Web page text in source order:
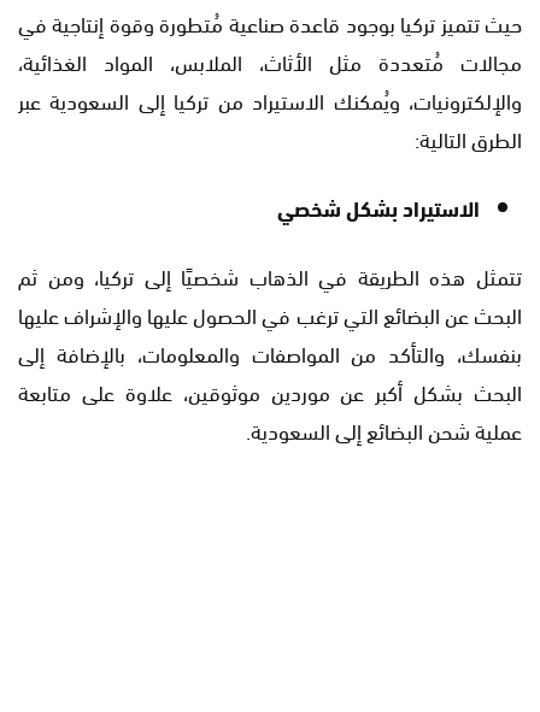
حيث تتميز تركيا بوجود قاعدة صناعية مُتطورة وقوة إنتاجية في
مجالات مُتعددة مثل الأثاث، الملابس، المواد الغذائية،
والإلكترونيات، ويُمكنك الاستيراد من تركيا إلى السعودية عبر
الطرق التالية:
الاستيراد بشكل شخصي
تتمثل هذه الطريقة في الذهاب شخصيًا إلى تركيا، ومن ثم
البحث عن البضائع التي ترغب في الحصول عليها والإشراف عليها
بنفسك، والتأكد من المواصفات والمعلومات، بالإضافة إلى
البحث بشكل أكبر عن موردين موثوقين، علاوة على متابعة
عملية شحن البضائع إلى السعودية.